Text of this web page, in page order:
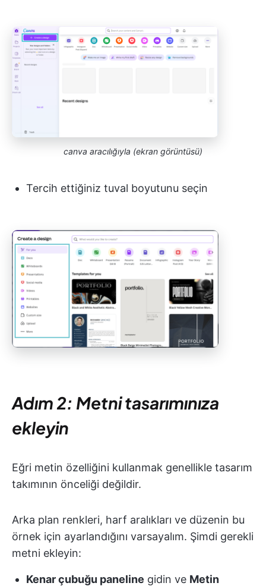
canva aracılığıyla (ekran görüntüsü)
Tercih ettiğiniz tuval boyutunu seçin
Adım 2: Metni tasarımınıza
ekleyin
Eğri metin özelliğini kullanmak genellikle tasarım
takımının önceliği değildir.
Arka plan renkleri, harf aralıkları ve düzenin bu
örnek için ayarlandığını varsayalım. Şimdi gerekli
metni ekleyin:
Kenar çubuğu paneline gidin ve Metin